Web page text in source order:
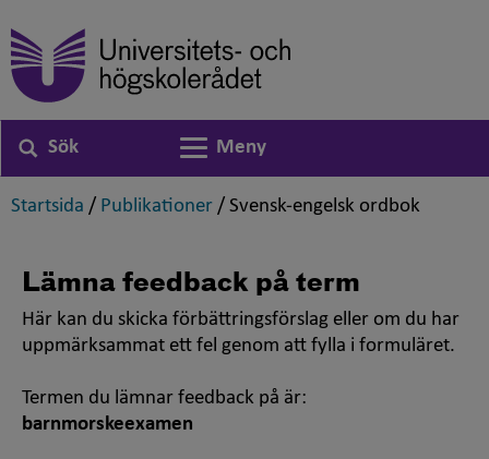
Sök
Växla navigering
Meny
Startsida ,
/ Publikationer ,
/ Svensk-engelsk ordbok
Lämna feedback på term
Här kan du skicka förbättringsförslag eller om du har
uppmärksammat ett fel genom att fylla i formuläret.
Termen du lämnar feedback på är:
barnmorskeexamen